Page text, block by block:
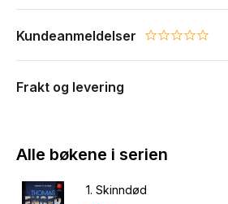
Kundeanmeldelser 0.0 star rating
Frakt og levering
Alle bøkene i serien
1. Skinndød